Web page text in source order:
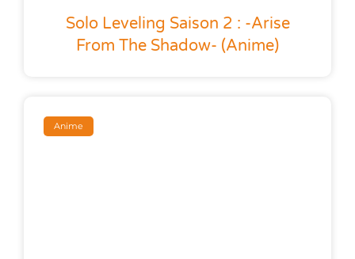
Solo Leveling Saison 2 : -Arise
From The Shadow- (anime)
Anime